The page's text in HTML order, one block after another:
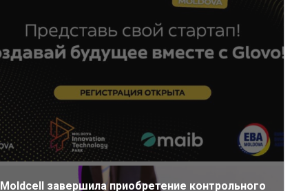
Moldcell завершила приобретение контрольного